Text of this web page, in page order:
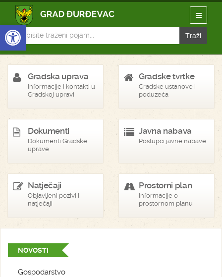
Open toolbar
Gradska uprava
Informacije i kontakti u
Gradskoj upravi
Gradske tvrtke
Gradske ustanove i
poduzeća
Dokumenti
Dokumenti Gradske
uprave
Javna nabava
Postupci javne nabave
Natječaji
Objavljeni pozivi i
natječaji
Prostorni plan
Informacije o
prostornom planu
NOVOSTI
Gospodarstvo